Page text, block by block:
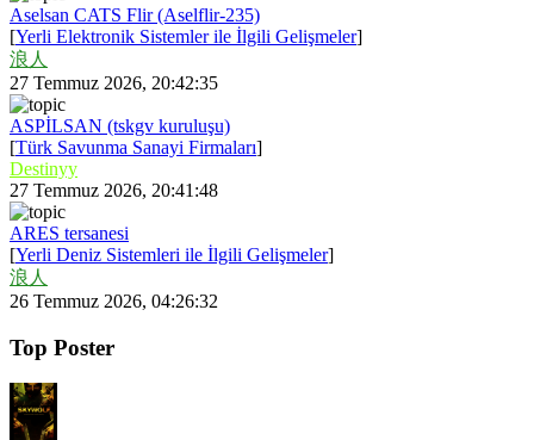
Aselsan CATS Flir (Aselflir-235)
[Yerli Elektronik Sistemler ile İlgili Gelişmeler]
浪人
27 Temmuz 2026, 20:42:35
ASPİLSAN (tskgv kuruluşu)
[Türk Savunma Sanayi Firmaları]
Destinyy
27 Temmuz 2026, 20:41:48
ARES tersanesi
[Yerli Deniz Sistemleri ile İlgili Gelişmeler]
浪人
26 Temmuz 2026, 04:26:32
Top Poster